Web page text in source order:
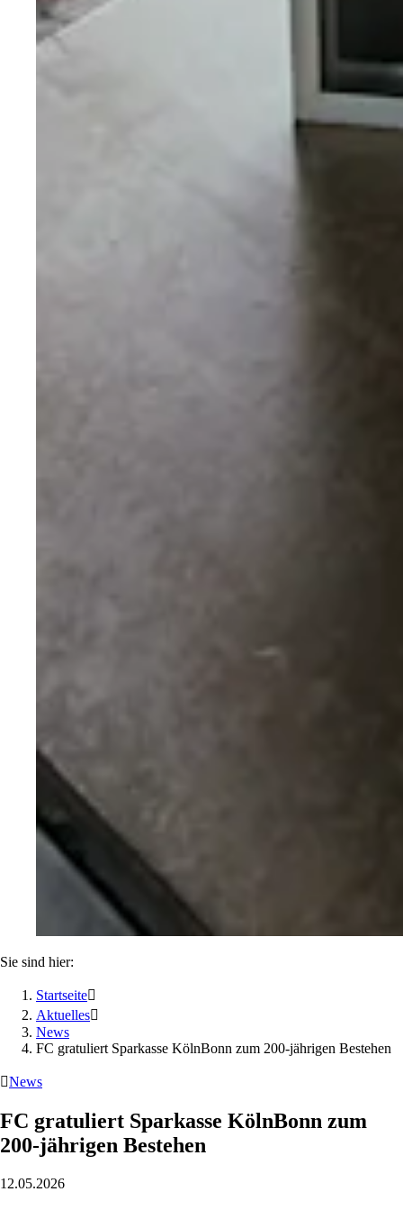
Sie sind hier:
Startseite
Aktuelles
News
FC gratuliert Sparkasse KölnBonn zum 200-jährigen Bestehen
News
FC gratuliert Sparkasse KölnBonn zum
200-jährigen Bestehen
12.05.2026